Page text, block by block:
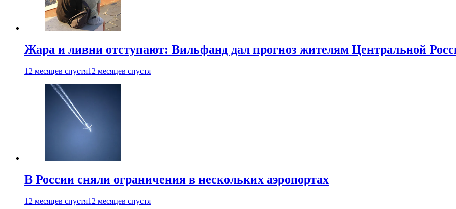
Жара и ливни отступают: Вильфанд дал прогноз жителям Центральной
12 месяцев спустя12 месяцев спустя
В России сняли ограничения в нескольких аэропортах
12 месяцев спустя12 месяцев спустя